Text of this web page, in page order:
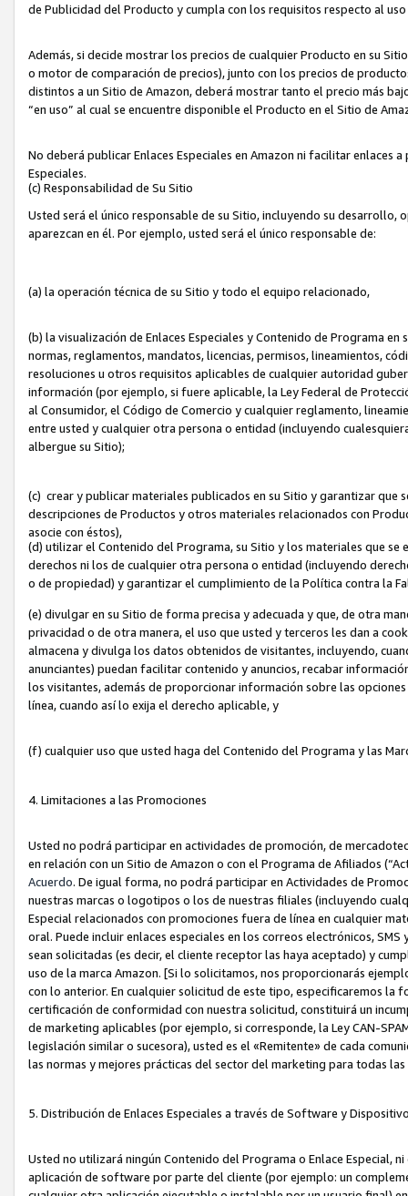
de Publicidad del Producto y cumpla con los requisitos respecto al uso
Además, si decide mostrar los precios de cualquier Producto en su
o motor de comparación de precios), junto con los precios de
distintos a un Sitio de Amazon, deberá mostrar tanto el precio más
“en uso” al cual se encuentre disponible el Producto en el Sitio de
No deberá publicar Enlaces Especiales en Amazon ni facilitar enlaces
Especiales.
(c) Responsabilidad de Su Sitio
Usted será el único responsable de su Sitio, incluyendo su
aparezcan en él. Por ejemplo, usted será el único responsable de:
(a) la operación técnica de su Sitio y todo el equipo relacionado,
(b) la visualización de Enlaces Especiales y Contenido de Programa
normas, reglamentos, mandatos, licencias, permisos, lineamientos,
resoluciones u otros requisitos aplicables de cualquier autoridad
información (por ejemplo, si fuere aplicable, la Ley Federal de
al Consumidor, el Código de Comercio y cualquier reglamento,
entre usted y cualquier otra persona o entidad (incluyendo
albergue su Sitio);
(c) crear y publicar materiales publicados en su Sitio y garantizar que
descripciones de Productos y otros materiales relacionados con
asocie con éstos),
(d) utilizar el Contenido del Programa, su Sitio y los materiales que se
derechos ni los de cualquier otra persona o entidad (incluyendo
o de propiedad) y garantizar el cumplimiento de la Política contra la
(e) divulgar en su Sitio de forma precisa y adecuada y que, de otra
privacidad o de otra manera, el uso que usted y terceros les dan a
almacena y divulga los datos obtenidos de visitantes, incluyendo,
anunciantes) puedan facilitar contenido y anuncios, recabar
los visitantes, además de proporcionar información sobre las
línea, cuando así lo exija el derecho aplicable, y
(f) cualquier uso que usted haga del Contenido del Programa y las
4. Limitaciones a las Promociones
Usted no podrá participar en actividades de promoción, de
en relación con un Sitio de Amazon o con el Programa de Afiliados
Acuerdo. De igual forma, no podrá participar en Actividades de
nuestras marcas o logotipos o los de nuestras filiales (incluyendo
Especial relacionados con promociones fuera de línea en cualquier
oral. Puede incluir enlaces especiales en los correos electrónicos,
sean solicitadas (es decir, el cliente receptor las haya aceptado) y
uso de la marca Amazon. [Si lo solicitamos, nos proporcionarás
con lo anterior. En cualquier solicitud de este tipo, especificaremos
certificación de conformidad con nuestra solicitud, constituirá un
de marketing aplicables (por ejemplo, si corresponde, la Ley CAN-
legislación similar o sucesora), usted es el «Remitente» de cada
las normas y mejores prácticas del sector del marketing para todas
5. Distribución de Enlaces Especiales a través de Software y
Usted no utilizará ningún Contenido del Programa o Enlace Especial,
aplicación de software por parte del cliente (por ejemplo: un